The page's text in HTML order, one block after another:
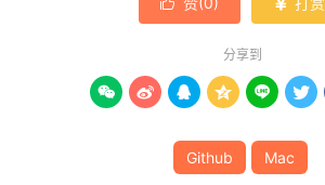
 
分享到
     
Github Mac